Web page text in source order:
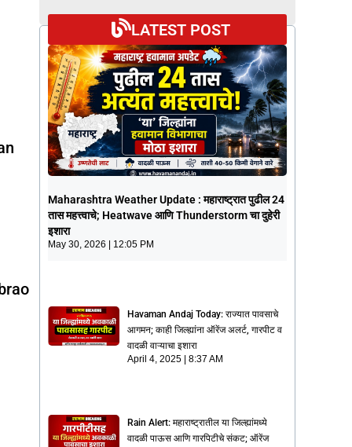
LATEST POST
Maharashtra Weather Update : महाराष्ट्रात पुढील 24
तास महत्त्वाचे; Heatwave आणि Thunderstorm चा दुहेरी
इशारा
May 30, 2026 12:05 PM
महाराष्ट्रात पुढील 24 तास महत्त्वाचे;
Heatwave आणि Thunderstorm चा दुहेरी
May 30, 2026
Havaman Andaj Today: राज्यात पावसाचे
आगमन; काही जिल्ह्यांना ऑरेंज अलर्ट, गारपीट व
वादळी वाऱ्याचा इशारा
April 4, 2025
8:37 AM
Rain Alert: महाराष्ट्रातील या जिल्ह्यांमध्ये
वादळी पाऊस आणि गारपिटीचे संकट; ऑरेंज